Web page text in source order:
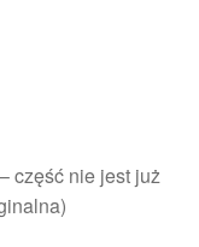
część nie jest już